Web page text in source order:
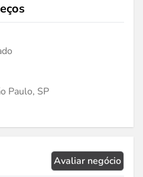
Paulo, SP
Avaliar negócio